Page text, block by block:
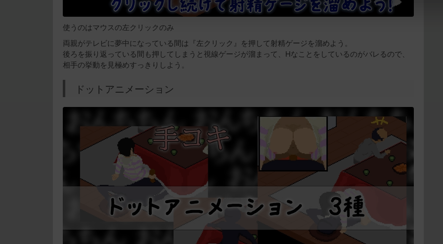
立刻支付
使うのはマウスの左クリックのみ
両親がテレビに夢中になっている間は『左クリック』を押して射精ゲージを溜めよう。
後ろを振り返っている間も押してしまうと視線ゲージが溜まって、Hなことをしているのがバレるので、
相手の挙動を見極めすっきりしよう。
ドットアニメーション